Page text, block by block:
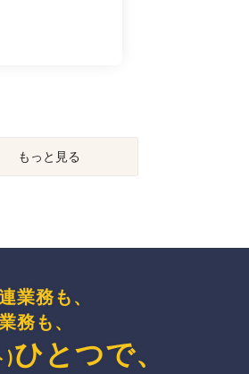
もっと見る
業務も、
務も、
)ひとつで、